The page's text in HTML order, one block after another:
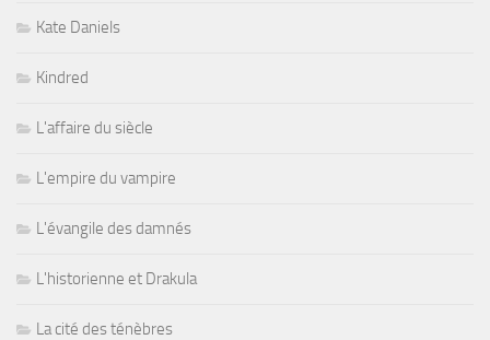
Kate Daniels
Kindred
L'affaire du siècle
L'empire du vampire
L'évangile des damnés
L'historienne et Drakula
La cité des ténèbres